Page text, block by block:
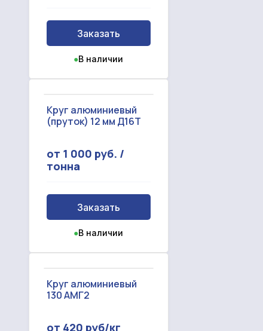
Заказать
●В наличии
Круг алюминиевый
(пруток) 12 мм Д16Т
от 1 000 руб. /
тонна
Заказать
●В наличии
Круг алюминиевый
130 АМГ2
от 420 руб/кг